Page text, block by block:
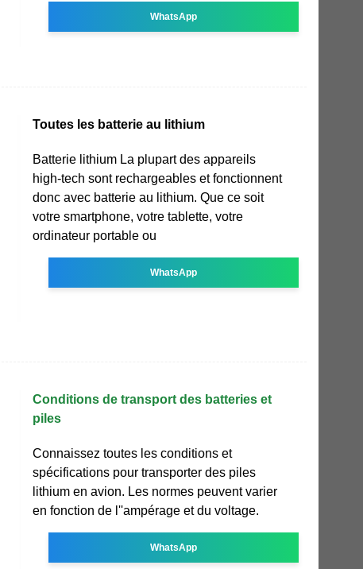
WhatsApp
Toutes les batterie au lithium
Batterie lithium La plupart des appareils
high-tech sont rechargeables et fonctionnent
donc avec batterie au lithium. Que ce soit
votre smartphone, votre tablette, votre
ordinateur portable ou
WhatsApp
Conditions de transport des batteries et
piles
Connaissez toutes les conditions et
spécifications pour transporter des piles
lithium en avion. Les normes peuvent varier
en fonction de l''ampérage et du voltage.
WhatsApp